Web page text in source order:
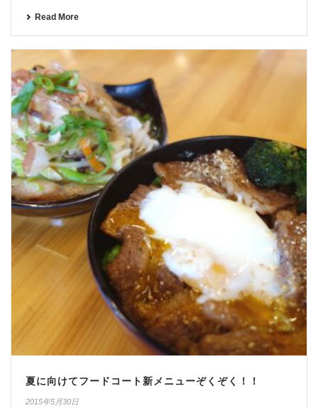
Read More
夏に向けてフードコート新メニューぞくぞく！！
2015年5月30日